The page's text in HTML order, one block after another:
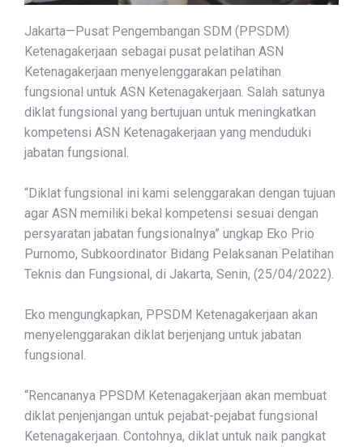
Jakarta—Pusat Pengembangan SDM (PPSDM)
Ketenagakerjaan sebagai pusat pelatihan ASN
Ketenagakerjaan menyelenggarakan pelatihan
fungsional untuk ASN Ketenagakerjaan. Salah satunya
diklat fungsional yang bertujuan untuk meningkatkan
kompetensi ASN Ketenagakerjaan yang menduduki
jabatan fungsional.
“Diklat fungsional ini kami selenggarakan dengan tujuan
agar ASN memiliki bekal kompetensi sesuai dengan
persyaratan jabatan fungsionalnya” ungkap Eko Prio
Purnomo, Subkoordinator Bidang Pelaksanan Pelatihan
Teknis dan Fungsional, di Jakarta, Senin, (25/04/2022).
Eko mengungkapkan, PPSDM Ketenagakerjaan akan
menyelenggarakan diklat berjenjang untuk jabatan
fungsional.
“Rencananya PPSDM Ketenagakerjaan akan membuat
diklat penjenjangan untuk pejabat-pejabat fungsional
Ketenagakerjaan. Contohnya, diklat untuk naik pangkat